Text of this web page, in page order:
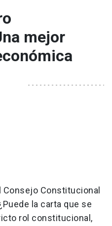
mejor
Constitucional
la carta que se
rol constitucional,